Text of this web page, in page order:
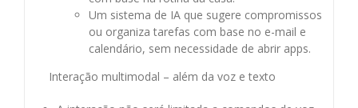
Um sistema de IA que sugere compromissos
ou organiza tarefas com base no e-mail e
calendário, sem necessidade de abrir apps.
Interação multimodal – além da voz e texto